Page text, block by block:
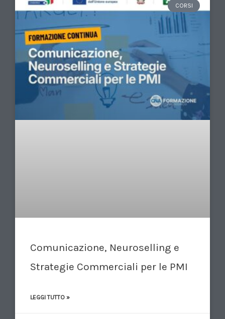
CORSI
Comunicazione, Neuroselling e
Strategie Commerciali per le PMI
LEGGI TUTTO »